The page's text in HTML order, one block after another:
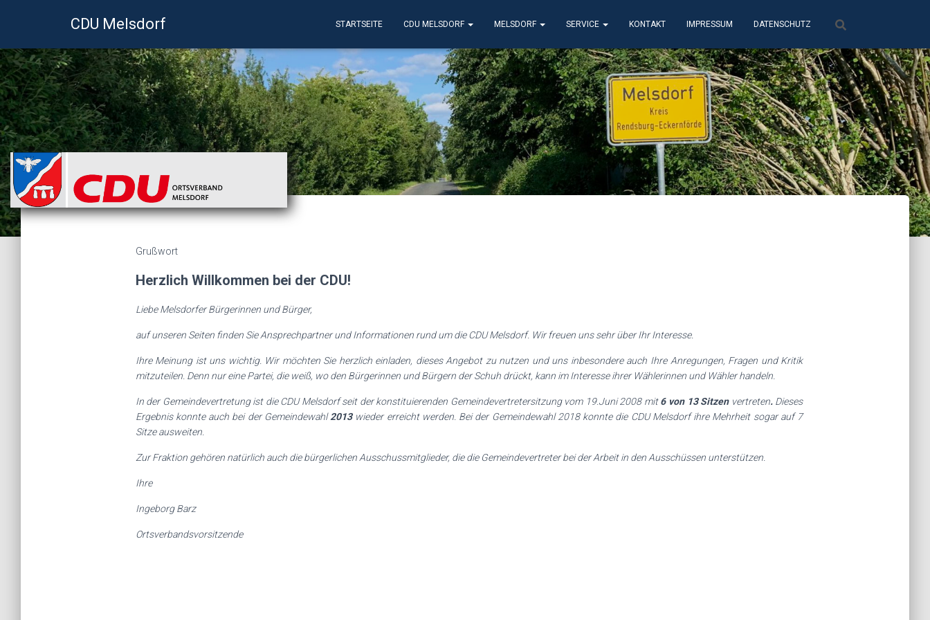
CDU Melsdorf STARTSEITE CDU MELSDORF MELSDORF SERVICE KONTAKT IMPRESSUM DATENSCHUTZ
Grußwort
Herzlich Willkommen bei der CDU!
Liebe Melsdorfer Bürgerinnen und Bürger,
auf unseren Seiten finden Sie Ansprechpartner und Informationen rund um die CDU Melsdorf. Wir freuen uns sehr über Ihr Interesse.
Ihre Meinung ist uns wichtig. Wir möchten Sie herzlich einladen, dieses Angebot zu nutzen und uns inbesondere auch Ihre Anregungen, Fragen und Kritik
mitzuteilen. Denn nur eine Partei, die weiß, wo den Bürgerinnen und Bürgern der Schuh drückt, kann im Interesse ihrer Wählerinnen und Wähler handeln.
In der Gemeindevertretung ist die CDU Melsdorf seit der konstituierenden Gemeindevertretersitzung vom 19.Juni 2008 mit6 von 13 Sitzenvertreten. Dieses
Ergebnis konnte auch bei der Gemeindewahl2013wieder erreicht werden. Bei der Gemeindewahl 2018 konnte die CDU Melsdorf ihre Mehrheit sogar auf 7
Sitze ausweiten.
Zur Fraktion gehören natürlich auch die bürgerlichen Ausschussmitglieder, die die Gemeindevertreter bei der Arbeit in den Ausschüssen unterstützen.
Ihre
Ingeborg Barz
Ortsverbandsvorsitzende